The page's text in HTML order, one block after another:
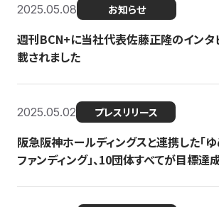
2025.05.08 お知らせ
週刊BCN+に当社代表佐藤正隆のインタ
載されました
2025.05.02 プレスリリース
阪急阪神ホールディングスと連携した「
ファンディング」、10団体すべてが目標達